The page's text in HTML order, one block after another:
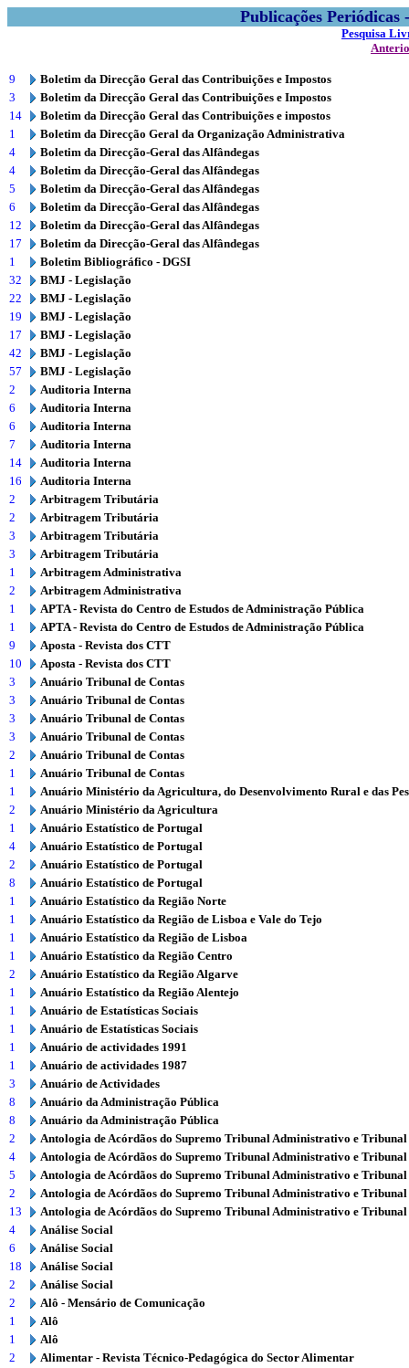
Publicações
Pesquisa
9
Boletim da Direcção Geral das Contribuições e Impostos
3
Boletim da Direcção Geral das Contribuições e Impostos
14
Boletim da Direcção Geral das Contribuições e impostos
1
Boletim da Direcção Geral da Organização Administrativa
4
Boletim da Direcção-Geral das Alfândegas
4
Boletim da Direcção-Geral das Alfândegas
5
Boletim da Direcção-Geral das Alfândegas
6
Boletim da Direcção-Geral das Alfândegas
12
Boletim da Direcção-Geral das Alfândegas
17
Boletim da Direcção-Geral das Alfândegas
1
Boletim Bibliográfico - DGSI
32
BMJ - Legislação
22
BMJ - Legislação
19
BMJ - Legislação
17
BMJ - Legislação
42
BMJ - Legislação
57
BMJ - Legislação
2
Auditoria Interna
6
Auditoria Interna
6
Auditoria Interna
7
Auditoria Interna
14
Auditoria Interna
16
Auditoria Interna
2
Arbitragem Tributária
2
Arbitragem Tributária
3
Arbitragem Tributária
3
Arbitragem Tributária
1
Arbitragem Administrativa
2
Arbitragem Administrativa
1
APTA - Revista do Centro de Estudos de Administração Pública
1
APTA - Revista do Centro de Estudos de Administração Pública
9
Aposta - Revista dos CTT
10
Aposta - Revista dos CTT
3
Anuário Tribunal de Contas
3
Anuário Tribunal de Contas
3
Anuário Tribunal de Contas
3
Anuário Tribunal de Contas
2
Anuário Tribunal de Contas
1
Anuário Tribunal de Contas
1
Anuário Ministério da Agricultura, do Desenvolvimento Rural e das
2
Anuário Ministério da Agricultura
1
Anuário Estatístico de Portugal
4
Anuário Estatístico de Portugal
2
Anuário Estatístico de Portugal
8
Anuário Estatístico de Portugal
1
Anuário Estatístico da Região Norte
1
Anuário Estatístico da Região de Lisboa e Vale do Tejo
1
Anuário Estatístico da Região de Lisboa
1
Anuário Estatístico da Região Centro
2
Anuário Estatístico da Região Algarve
1
Anuário Estatístico da Região Alentejo
1
Anuário de Estatísticas Sociais
1
Anuário de Estatísticas Sociais
1
Anuário de actividades 1991
1
Anuário de actividades 1987
3
Anuário de Actividades
8
Anuário da Administração Pública
8
Anuário da Administração Pública
2
Antologia de Acórdãos do Supremo Tribunal Administrativo e
4
Antologia de Acórdãos do Supremo Tribunal Administrativo e
5
Antologia de Acórdãos do Supremo Tribunal Administrativo e
2
Antologia de Acórdãos do Supremo Tribunal Administrativo e
13
Antologia de Acórdãos do Supremo Tribunal Administrativo e
4
Análise Social
6
Análise Social
18
Análise Social
2
Análise Social
2
Alô - Mensário de Comunicação
1
Alô
1
Alô
2
Alimentar - Revista Técnico-Pedagógica do Sector Alimentar